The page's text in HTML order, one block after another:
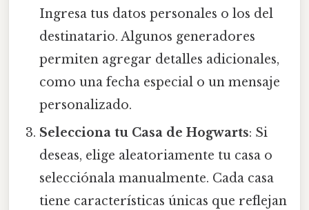
Ingresa tus datos personales o los del
destinatario. Algunos generadores
permiten agregar detalles adicionales,
como una fecha especial o un mensaje
personalizado.
Selecciona tu Casa de Hogwarts: Si
deseas, elige aleatoriamente tu casa o
selecciónala manualmente. Cada casa
tiene características únicas que reflejan